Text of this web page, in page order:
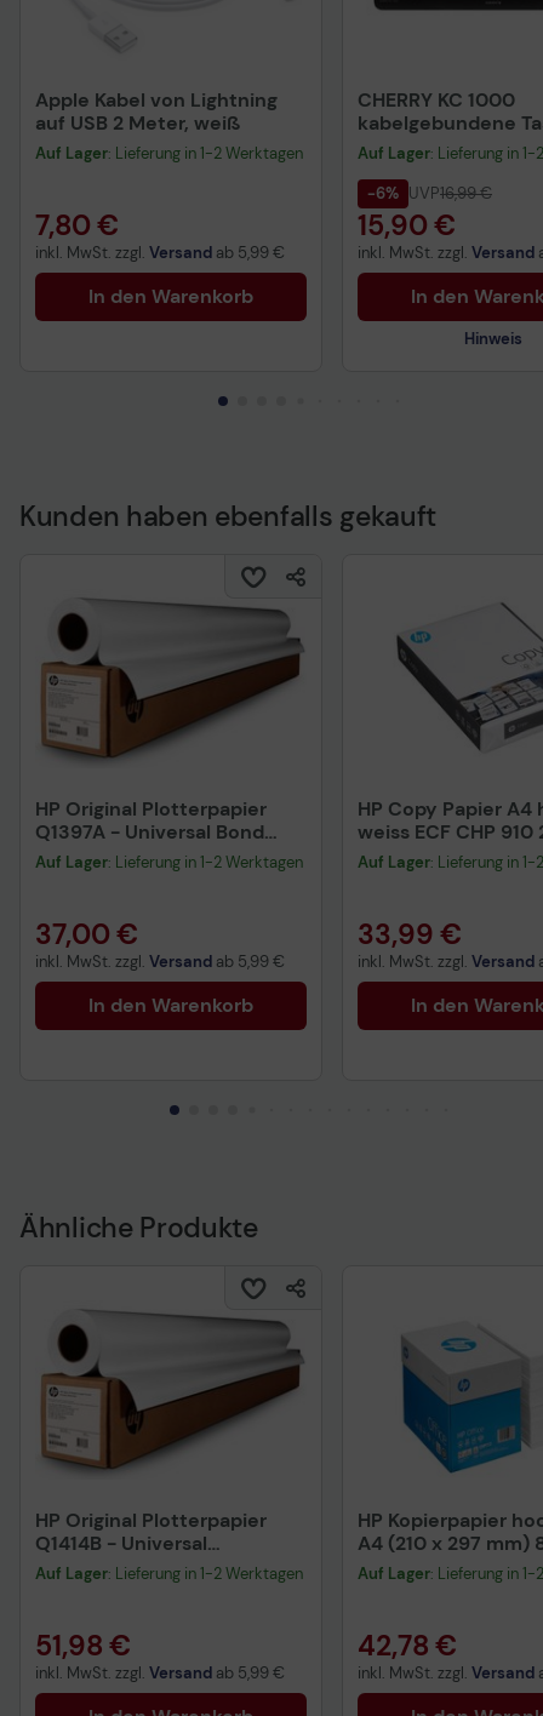
Apple Kabel von Lightning
auf USB 2 Meter, weiß
Auf Lager: Lieferung in 1-2 Werktagen
7,80 €
inkl. MwSt. zzgl. Versand ab 5,99 €
In den Warenkorb
CHERRY KC 1000
kabelgebundene
QWERTZ DE -
Auf Lager: Lieferung in
-6% UVP16,99 €
15,90 €
inkl. MwSt. zzgl. Versand
In den
Hinweis
Technisches
Kunden haben ebenfalls gekauft
HP Original Plotterpapier
Q1397A - Universal Bond
Paper
Auf Lager: Lieferung in 1-2 Werktagen
37,00 €
inkl. MwSt. zzgl. Versand ab 5,99 €
In den Warenkorb
HP Copy Papier A4
weiss ECF CHP
Blatt
Auf Lager: Lieferung in
33,99 €
inkl. MwSt. zzgl. Versand
In den
Ähnliche Produkte
HP Original Plotterpapier
Q1414B - Universal
Heavyweight Coated Paper
Auf Lager: Lieferung in 1-2 Werktagen
51,98 €
inkl. MwSt. zzgl. Versand ab 5,99 €
HP Kopierpapier
A4 (210 x 297 mm)
2.500 Blatt
Auf Lager: Lieferung in
42,78 €
inkl. MwSt. zzgl. Versand